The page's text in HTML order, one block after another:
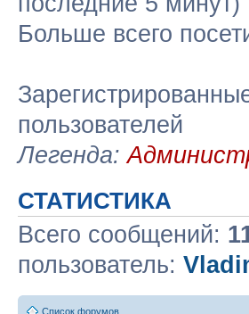
Больше всего
пользователей
Легенда:
СТАТИСТИКА
Всего сообщений:
пользователь:
Список форумов